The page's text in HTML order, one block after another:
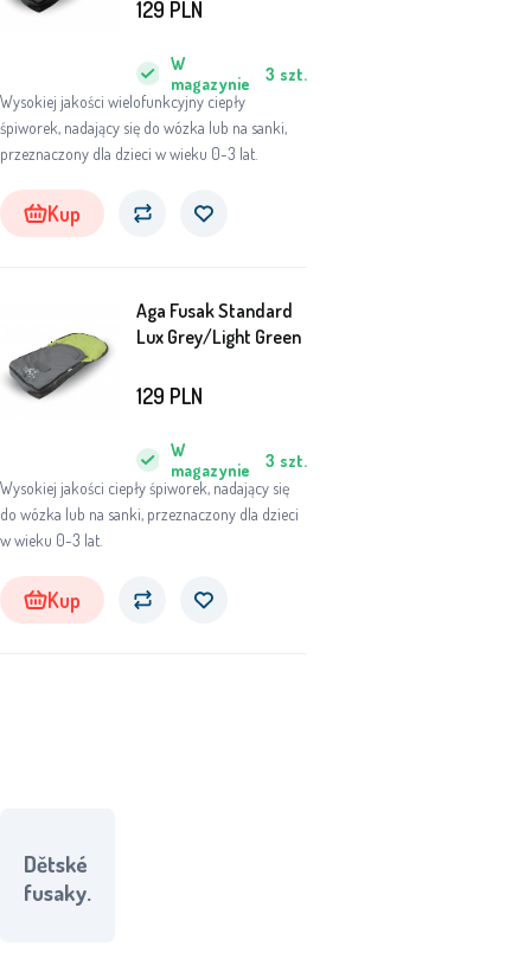
Wysokiej jakości wielofunkcyjny ciepły
śpiworek, nadający się do wózka lub na sanki,
przeznaczony dla dzieci w wieku 0-3 lat.
W
magazynie
3 szt.
129 PLN
Kup
Aga Fusak Standard
Lux Grey/Light Green
Wysokiej jakości ciepły śpiworek, nadający się
do wózka lub na sanki, przeznaczony dla dzieci
w wieku 0-3 lat.
W
magazynie
3 szt.
129 PLN
Kup
Dětské
fusaky.